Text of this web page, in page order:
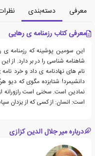
معرفی دسته‌بندی
معرفی کتاب رزمنامه ی رهایی
این سومین پوشینه که رزمنامه ی
شاهنامه شناسی را در بر دارد. از
نام های نهادنامه ی داد و خرد
دانشی­مرد! شتابزده مگوی که دیو
نمادین است. سخنی است رازورانه
است: انسان: از کسی که از یزدان
درباره میر جلال الدین کزازی